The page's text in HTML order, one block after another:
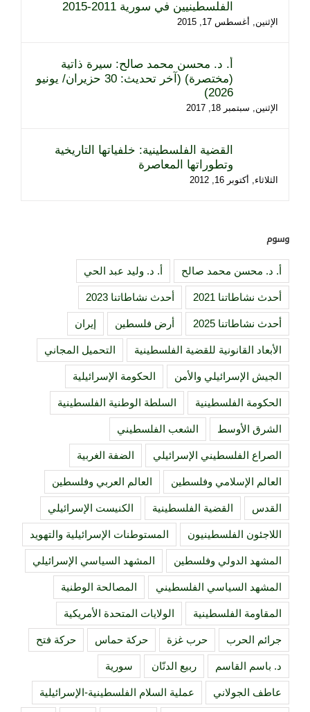
الفلسطينيين في سورية 2011-2015
الإثنين, أغسطس 17, 2015
أ. د. محسن محمد صالح: سيرة ذاتية
(مختصرة) (آخر تحديث: 30 حزيران/ يونيو
2026)
الإثنين, سبتمبر 18, 2017
القضية الفلسطينية: خلفياتها التاريخية
وتطوراتها المعاصرة
الثلاثاء, أكتوبر 16, 2012
وسوم
أ. د. محسن محمد صالح أ. د. وليد عبد الحي
أحدث نشاطاتنا 2021 أحدث نشاطاتنا 2023
أحدث نشاطاتنا 2025 أرض فلسطين إيران
الأبعاد القانونية للقضية الفلسطينية التحميل المجاني
الجيش الإسرائيلي والأمن الحكومة الإسرائيلية
الحكومة الفلسطينية السلطة الوطنية الفلسطينية
الشرق الأوسط الشعب الفلسطيني
الصراع الفلسطيني الإسرائيلي الضفة الغربية
العالم الإسلامي وفلسطين العالم العربي وفلسطين
القدس القضية الفلسطينية الكنيست الإسرائيلي
اللاجئون الفلسطينيون المستوطنات الإسرائيلية والتهويد
المشهد الدولي وفلسطين المشهد السياسي الإسرائيلي
المشهد السياسي الفلسطيني المصالحة الوطنية
المقاومة الفلسطينية الولايات المتحدة الأمريكية
جرائم الحرب حرب غزة حركة حماس حركة فتح
د. باسم القاسم ربيع الدنّان سورية
عاطف الجولاني عملية السلام الفلسطينية-الإسرائيلية